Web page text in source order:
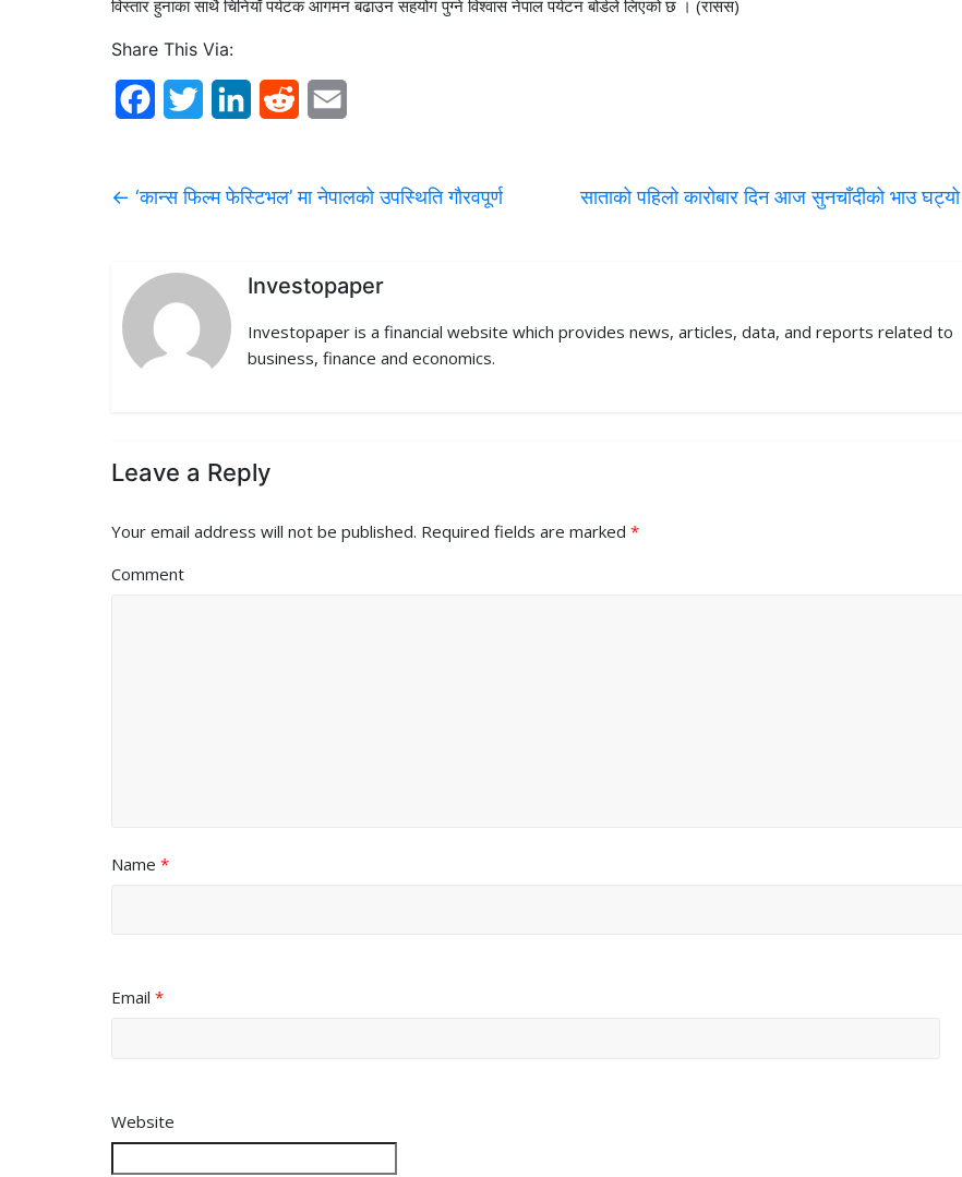
विस्तार हुनाका साथै चिनियाँ पर्यटक आगमन बढाउन सहयोग पुग्ने विश्वास नेपाल पर्यटन बोर्डले लिएको छ । (रासस)
Share This Via:
o
d
I
t
← ‘कान्स फिल्म फेस्टिभल’ मा नेपालको उपस्थिति गौरवपूर्ण साताको पहिलो कारोबार दिन आज सुनचाँदीको भाउ घट्यो
Investopaper
Investopaper is a financial website which provides news, articles, data, and reports related to
business, finance and economics.
Leave a Reply
Your email address will not be published. Required fields are marked *
Comment
Name *
Email *
Website